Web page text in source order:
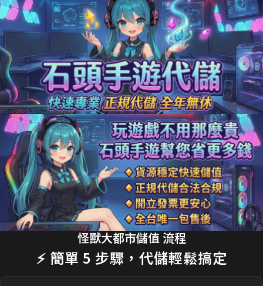
9分鐘前 吳**宏 購買了 1690元 豪華禮包 交易成功
10分鐘前 m**ky 購買了 33元 銅板禮包 交易成功
12分鐘前 李**芬 購買了 990元 成長禮包 交易成功
15分鐘前 J**son 購買了 3290元 禮包 交易成功
18分鐘前 劉**瑄 購買了 170元 限時禮包 交易成功
20分鐘前 T**y_L 購買了 2990元 節日禮包 交易成功
22分鐘前 蔡**文 購買了 33元 銅板禮包 交易成功
25分鐘前 H**nry 購買了 490元 特惠禮包 交易成功
28分鐘前 黃**傑 購買了 1690元 禮包 交易成功
30分鐘前 Ap**le 購買了 990元 月卡 交易成功
35分鐘前 楊**婷 購買了 3290元 禮包 交易成功
怪獸大都市儲值 流程
⚡ 簡單 5 步驟，代儲輕鬆搞定